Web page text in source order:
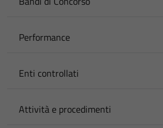
Performance
Enti controllati
Attività e procedimenti